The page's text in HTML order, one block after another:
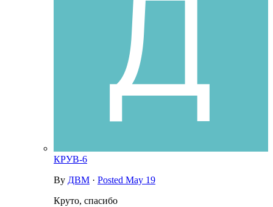
КРУВ-6
By ДВМ · Posted May 19
Круто, спасибо